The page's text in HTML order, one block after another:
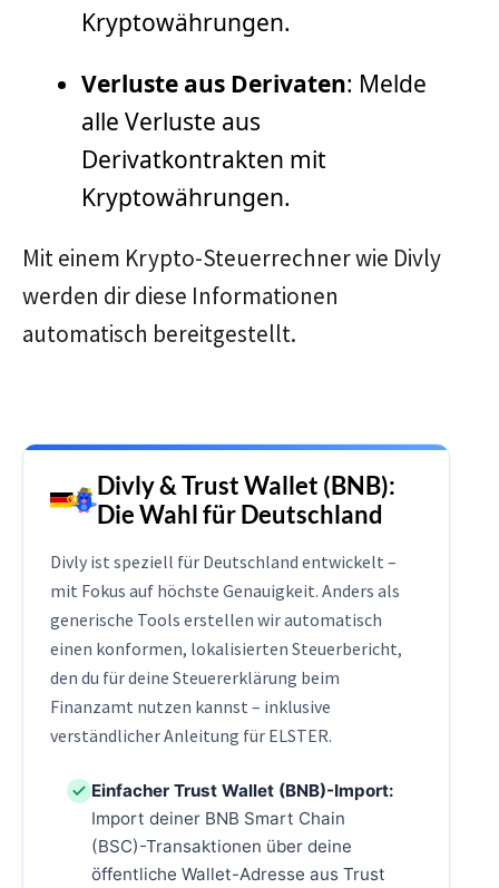
Kryptowährungen.
Verluste aus Derivaten: Melde
alle Verluste aus
Derivatkontrakten mit
Kryptowährungen.
Mit einem Krypto-Steuerrechner wie Divly
werden dir diese Informationen
automatisch bereitgestellt.
Divly & Trust Wallet (BNB):
Die Wahl für Deutschland
Divly ist speziell für Deutschland entwickelt –
mit Fokus auf höchste Genauigkeit. Anders als
generische Tools erstellen wir automatisch
einen konformen, lokalisierten Steuerbericht,
den du für deine Steuererklärung beim
Finanzamt nutzen kannst – inklusive
verständlicher Anleitung für ELSTER.
Einfacher Trust Wallet (BNB)-Import:
Import deiner BNB Smart Chain
(BSC)-Transaktionen über deine
öffentliche Wallet-Adresse aus Trust